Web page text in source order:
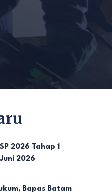
2026 Tahap 1
2026
Bapas Batam